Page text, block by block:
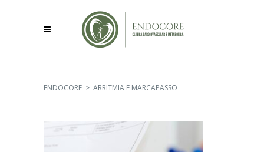
ENDOCORE > ARRITMIA E MARCAPASSO